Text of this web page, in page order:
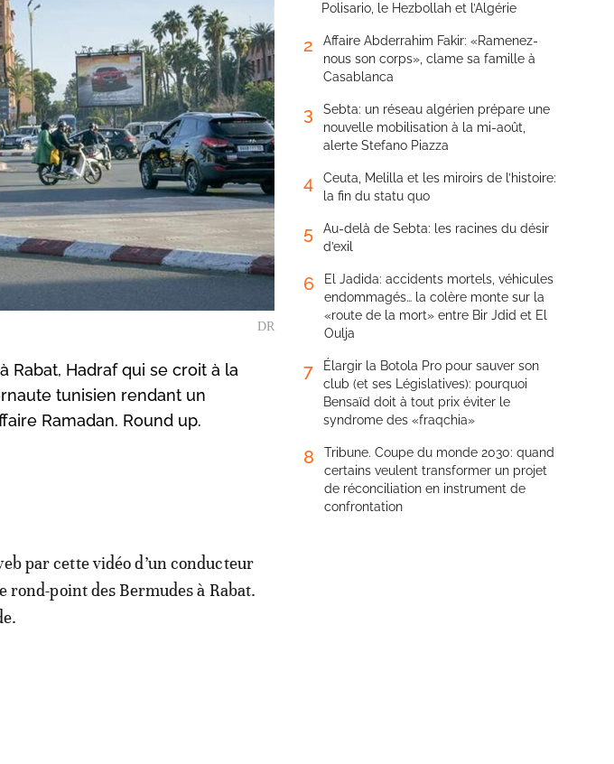
DR
Rabat, Hadraf qui se croit à la
tunisien rendant un
Ramadan. Round up.
par cette vidéo d’un conducteur
rond-point des Bermudes à Rabat.
Polisario, le Hezbollah et l’Algérie
2
Affaire Abderrahim Fakir: «Ramenez-
nous son corps», clame sa famille à
Casablanca
3
Sebta: un réseau algérien prépare une
nouvelle mobilisation à la mi-août,
alerte Stefano Piazza
4
Ceuta, Melilla et les miroirs de l’histoire:
la fin du statu quo
5
Au-delà de Sebta: les racines du désir
d’exil
6
El Jadida: accidents mortels, véhicules
endommagés… la colère monte sur la
«route de la mort» entre Bir Jdid et El
Oulja
7
Élargir la Botola Pro pour sauver son
club (et ses Législatives): pourquoi
Bensaïd doit à tout prix éviter le
syndrome des «fraqchia»
8
Tribune. Coupe du monde 2030: quand
certains veulent transformer un projet
de réconciliation en instrument de
confrontation